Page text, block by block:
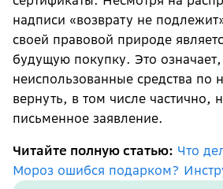
надписи «возврату не
своей правовой природе
будущую покупку. Это означает,
неиспользованные средства по
вернуть, в том числе частично,
письменное заявление.
Читайте полную статью: Что
Мороз ошибся подарком?